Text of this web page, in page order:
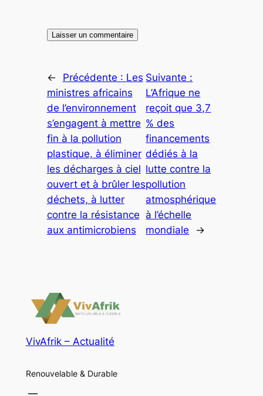
← Précédente : Les
ministres africains
de l’environnement
s’engagent à mettre
fin à la pollution
plastique, à éliminer
les décharges à ciel
ouvert et à brûler les
déchets, à lutter
contre la résistance
aux antimicrobiens
Suivante :
L’Afrique ne
reçoit que 3,7
% des
financements
dédiés à la
lutte contre la
pollution
atmosphérique
à l’échelle
mondiale
→
VivAfrik – Actualité
Renouvelable & Durable